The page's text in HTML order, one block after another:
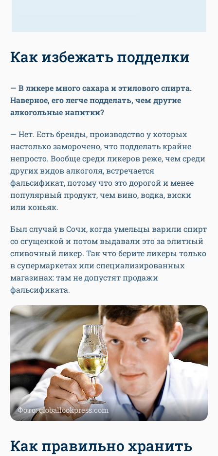
Как избежать подделки
— В ликере много сахара и этилового спирта.
Наверное, его легче подделать, чем другие
алкогольные напитки?
— Нет. Есть бренды, производство у которых
настолько заморочено, что подделать крайне
непросто. Вообще среди ликеров реже, чем среди
других видов алкоголя, встречается
фальсификат, потому что это дорогой и менее
популярный продукт, чем вино, водка, виски
или коньяк.
Был случай в Сочи, когда умельцы варили спирт
со сгущенкой и потом выдавали это за элитный
сливочный ликер. Так что берите ликеры только
в супермаркетах или специализированных
магазинах: там не допустят продажи
фальсификата.
Фото: globallookpress.com
Как правильно хранить